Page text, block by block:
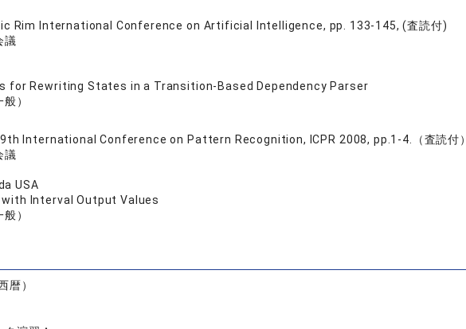
Rim International Conference on Artificial Intelligence, pp. 133-145, (査読付)
議
for Rewriting States in a Transition-Based Dependency Parser
）
International Conference on Pattern Recognition, ICPR 2008, pp.1-4.（査読付）
議
USA
with Interval Output Values
）
暦）